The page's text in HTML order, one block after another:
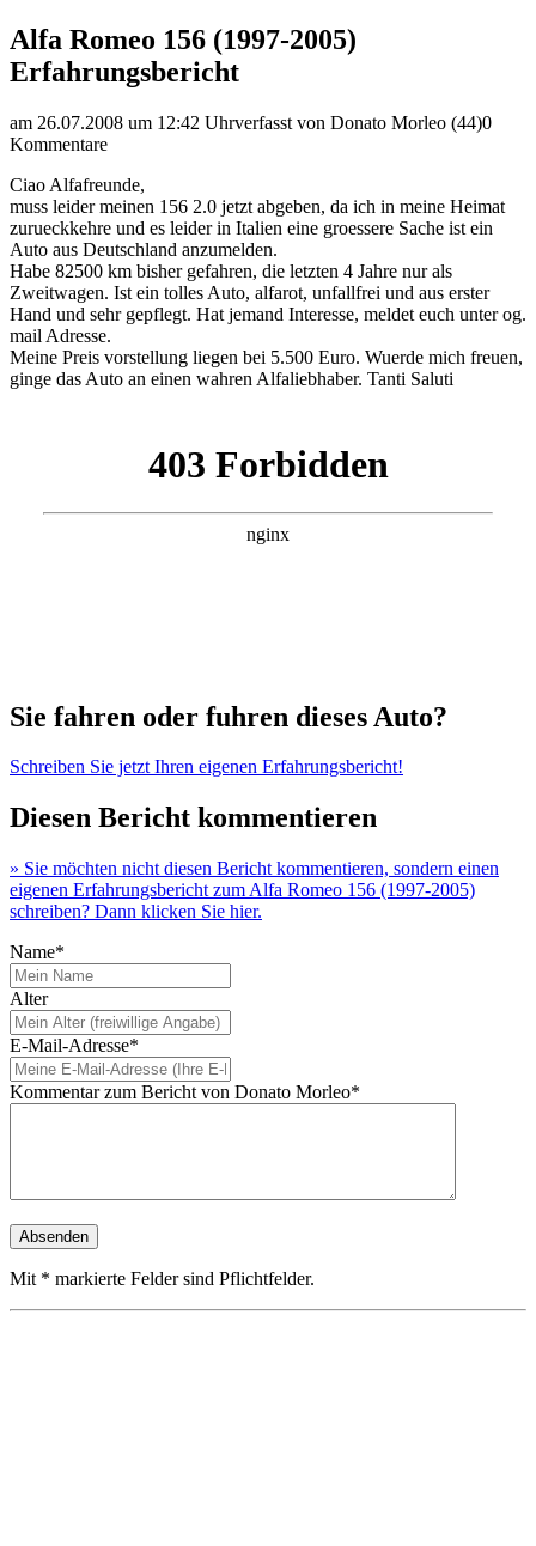
Alfa Romeo 156 (1997-2005)
Erfahrungsbericht
am 26.07.2008 um 12:42 Uhrverfasst von Donato Morleo (44)0
Kommentare
Ciao Alfafreunde,
muss leider meinen 156 2.0 jetzt abgeben, da ich in meine Heimat
zurueckkehre und es leider in Italien eine groessere Sache ist ein
Auto aus Deutschland anzumelden.
Habe 82500 km bisher gefahren, die letzten 4 Jahre nur als
Zweitwagen. Ist ein tolles Auto, alfarot, unfallfrei und aus erster
Hand und sehr gepflegt. Hat jemand Interesse, meldet euch unter og.
mail Adresse.
Meine Preis vorstellung liegen bei 5.500 Euro. Wuerde mich freuen,
ginge das Auto an einen wahren Alfaliebhaber. Tanti Saluti
Sie fahren oder fuhren dieses Auto?
Schreiben Sie jetzt Ihren eigenen Erfahrungsbericht!
Diesen Bericht kommentieren
» Sie möchten nicht diesen Bericht kommentieren, sondern einen
eigenen Erfahrungsbericht zum Alfa Romeo 156 (1997-2005)
schreiben? Dann klicken Sie hier.
Name*
Alter
E-Mail-Adresse*
Kommentar zum Bericht von Donato Morleo*
Mit * markierte Felder sind Pflichtfelder.